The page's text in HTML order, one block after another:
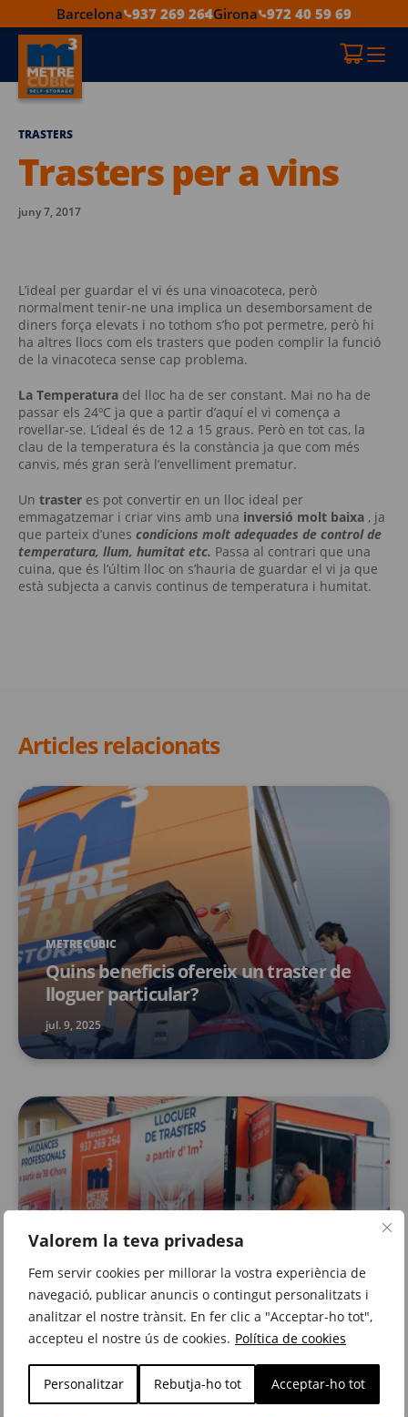
Valorem la teva privadesa
Fem servir cookies per millorar la vostra experiència de
navegació, publicar anuncis o contingut personalitzats i
analitzar el nostre trànsit. En fer clic a "Acceptar-ho tot",
accepteu el nostre ús de cookies. Política de cookies
Personalitzar Rebutja-ho tot Acceptar-ho tot
Barcelona 937 269 264Girona 972 40 59 69
TRASTERS
Trasters per a vins
juny 7, 2017
L’ideal per guardar el vi és una vinoacoteca, però
normalment tenir-ne una implica un desemborsament de
diners força elevats i no tothom s’ho pot permetre, però hi
ha altres llocs com els trasters que poden complir la funció
de la vinacoteca sense cap problema.
La Temperatura del lloc ha de ser constant. Mai no ha de
passar els 24ºC ja que a partir d’aquí el vi comença a
rovellar-se. L’ideal és de 12 a 15 graus. Però en tot cas, la
clau de la temperatura és la constància ja que com més
canvis, més gran serà l’envelliment prematur.
Un traster es pot convertir en un lloc ideal per
emmagatzemar i criar vins amb una inversió molt baixa , ja
que parteix d’unes condicions molt adequades de control de
temperatura, llum, humitat etc. Passa al contrari que una
cuina, que és l’últim lloc on s’hauria de guardar el vi ja que
està subjecta a canvis continus de temperatura i humitat.
Articles relacionats
METRECUBIC
Quins beneficis ofereix un traster de
lloguer particular?
jul. 9, 2025
MUDANCES
contractant la teva mudança amb
Metrecubic
maig 21, 2025